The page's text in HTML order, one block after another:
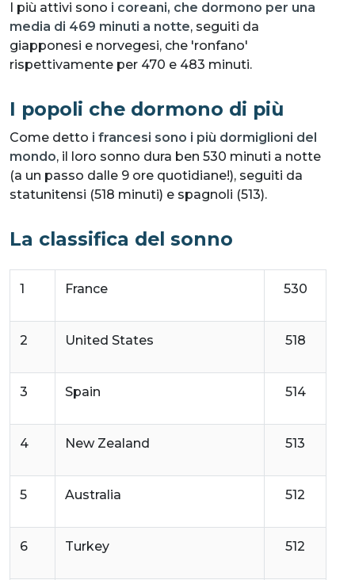
I più attivi sono i coreani, che dormono per una
media di 469 minuti a notte, seguiti da
giapponesi e norvegesi, che 'ronfano'
rispettivamente per 470 e 483 minuti.
I popoli che dormono di più
Come detto i francesi sono i più dormiglioni del
mondo, il loro sonno dura ben 530 minuti a notte
(a un passo dalle 9 ore quotidiane!), seguiti da
statunitensi (518 minuti) e spagnoli (513).
La classifica del sonno
1 France 530
2 United States 518
3 Spain 514
4 New Zealand 513
5 Australia 512
6 Turkey 512